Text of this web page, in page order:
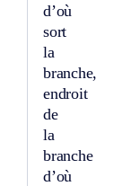
d’où
sort
la
branche,
endroit
de
la
branche
d’où